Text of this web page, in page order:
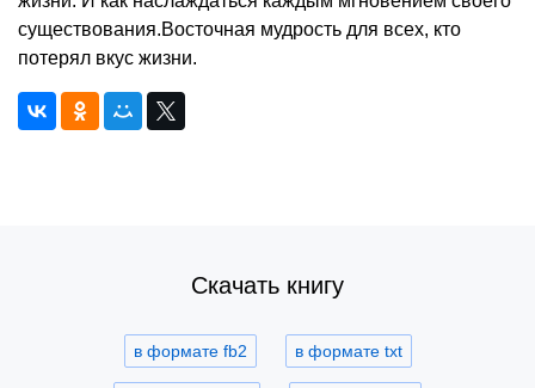
существования.Восточная мудрость для всех, кто
потерял вкус жизни.
Скачать книгу
в формате fb2 в формате txt